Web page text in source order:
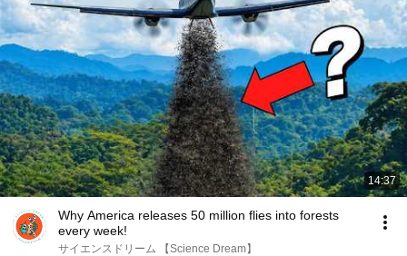
14:37
Why America releases 50 million flies into forests
every week!
サイエンスドリーム 【Science Dream】